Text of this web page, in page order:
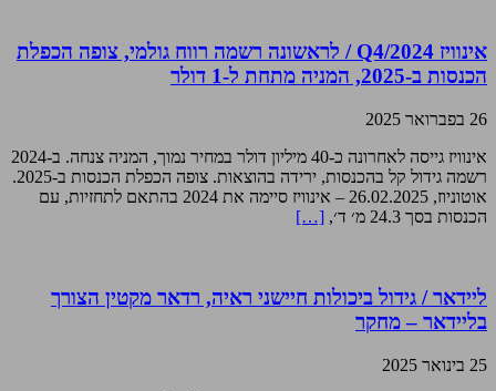
אינוויז Q4/2024 / לראשונה רשמה רווח גולמי, צופה הכפלת
הכנסות ב-2025, המניה מתחת ל-1 דולר
26 בפברואר 2025
אינוויז גייסה לאחרונה כ-40 מיליון דולר במחיר נמוך, המניה צנחה. ב-2024
רשמה גידול קל בהכנסות, ירידה בהוצאות. צופה הכפלת הכנסות ב-2025.
אוטוניוז, 26.02.2025 – אינוויז סיימה את 2024 בהתאם לתחזיות, עם
הכנסות בסך 24.3 מ׳ ד׳,
[…]
ליידאר / גידול ביכולות חיישני ראיה, רדאר מקטין הצורך
בליידאר – מחקר
25 בינואר 2025